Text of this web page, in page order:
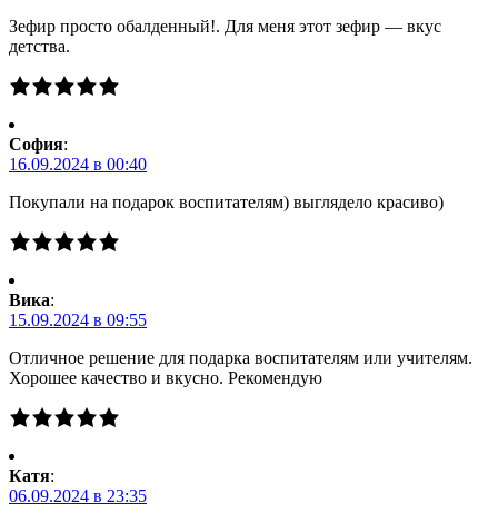
Зефир просто обалденный!. Для меня этот зефир — вкус
детства.
Cофия:
16.09.2024 в 00:40
Покупали на подарок воспитателям) выглядело красиво)
Вика:
15.09.2024 в 09:55
Отличное решение для подарка воспитателям или учителям.
Хорошее качество и вкусно. Рекомендую
Катя:
06.09.2024 в 23:35